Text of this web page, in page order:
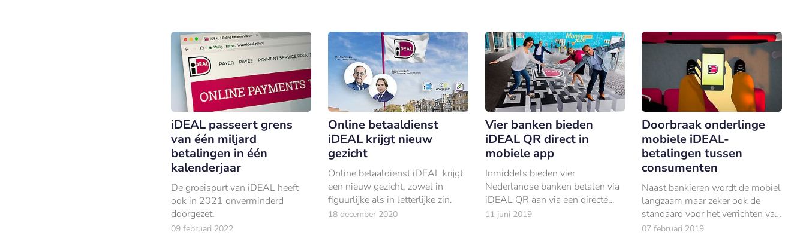
iDEAL passeert grens
van één miljard
betalingen in één
kalenderjaar
De groeispurt van iDEAL heeft
ook in 2021 onverminderd
doorgezet.
09 februari 2022
Online betaaldienst
iDEAL krijgt nieuw
gezicht
Online betaaldienst iDEAL krijgt
een nieuw gezicht, zowel in
figuurlijke als in letterlijke zin.
18 december 2020
Vier banken bieden
iDEAL QR direct in
mobiele app
Inmiddels bieden vier
Nederlandse banken betalen via
iDEAL QR aan via een directe
integratie in hun mobiel
11 juni 2019
Doorbraak onderlinge
mobiele iDEAL-
betalingen tussen
consumenten
Naast bankieren wordt de mobiel
langzaam maar zeker ook de
standaard voor het verrichten van
iDEAL-betalingen.
07 februari 2019